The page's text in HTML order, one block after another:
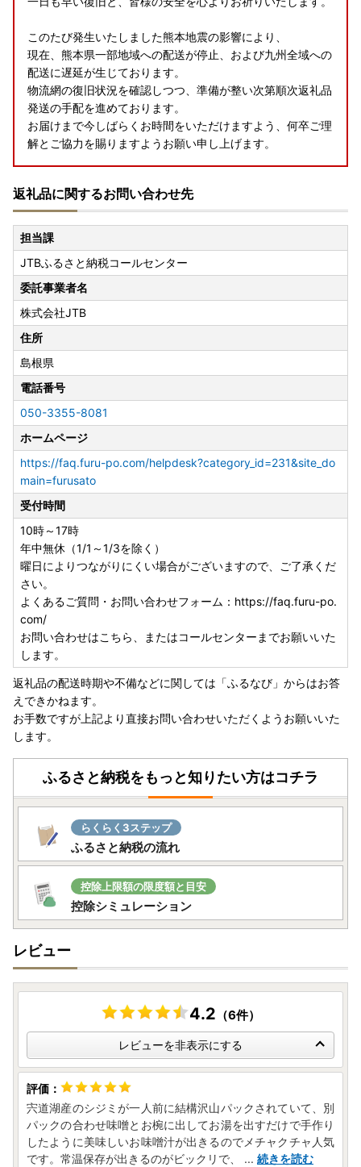
このたび発生いたしました熊本地震の影響により、
現在、熊本県一部地域への配送が停止、および九州全域への
配送に遅延が生じております。
物流網の復旧状況を確認しつつ、準備が整い次第順次返礼品
発送の手配を進めております。
お届けまで今しばらくお時間をいただけますよう、何卒ご理
解とご協力を賜りますようお願い申し上げます。
返礼品に関するお問い合わせ先
担当課
JTBふるさと納税コールセンター
委託事業者名
株式会社JTB
住所
島根県
電話番号
050-3355-8081
ホームページ
https://faq.furu-po.com/helpdesk?category_id=231&site_do
main=furusato
受付時間
10時～17時
年中無休（1/1～1/3を除く）
曜日によりつながりにくい場合がございますので、ご了承くだ
さい。
よくあるご質問・お問い合わせフォーム：https://faq.furu-po.
com/
お問い合わせはこちら、またはコールセンターまでお願いいた
します。
返礼品の配送時期や不備などに関しては「ふるなび」からはお答
えできかねます。
お手数ですが上記より直接お問い合わせいただくようお願いいた
します。
ふるさと納税をもっと知りたい方はコチラ
らくらく3ステップ
ふるさと納税の流れ
控除上限額の限度額と目安
控除シミュレーション
レビュー
4.2 （6件）
レビューを非表示にする
宍道湖産のシジミが一人前に結構沢山パックされていて、別
パックの合わせ味噌とお椀に出してお湯を出すだけで手作り
したように美味しいお味噌汁が出きるのでメチャクチャ人気
です。常温保存が出きるのがビックリで、
... 続きを読む